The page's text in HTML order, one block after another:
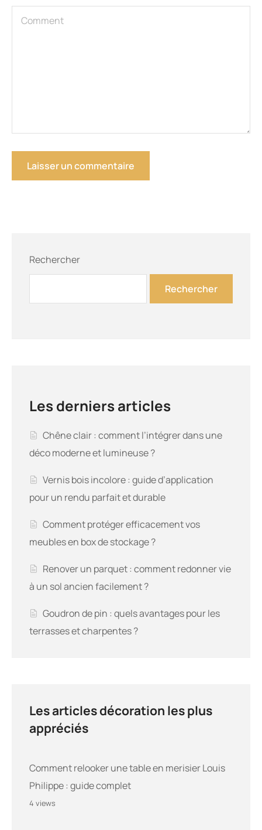
Rechercher
Rechercher
Les derniers articles
Chêne clair : comment l’intégrer dans une
déco moderne et lumineuse ?
Vernis bois incolore : guide d’application
pour un rendu parfait et durable
Comment protéger efficacement vos
meubles en box de stockage ?
Renover un parquet : comment redonner vie
à un sol ancien facilement ?
Goudron de pin : quels avantages pour les
terrasses et charpentes ?
Les articles décoration les plus
appréciés
Comment relooker une table en merisier Louis
Philippe : guide complet
4 views